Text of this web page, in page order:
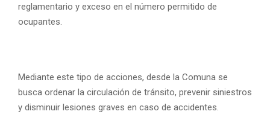
reglamentario y exceso en el número permitido de
ocupantes.
Mediante este tipo de acciones, desde la Comuna se
busca ordenar la circulación de tránsito, prevenir siniestros
y disminuir lesiones graves en caso de accidentes.